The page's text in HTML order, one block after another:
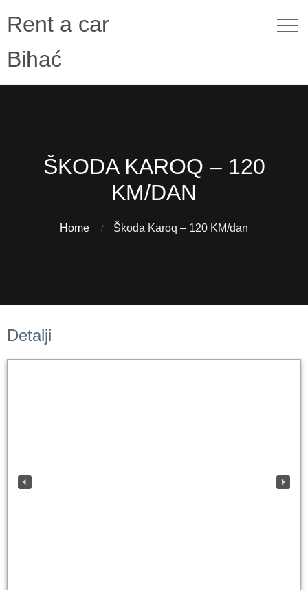
Rent a car
Bihać
ŠKODA KAROQ – 120
KM/DAN
Home Škoda Karoq – 120 KM/dan
Detalji